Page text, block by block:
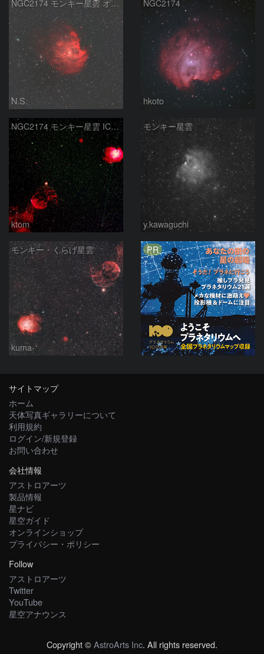
NGC2174 モンキー星雲 オリオン座
N.S.
NGC2174
hkoto
NGC2174 モンキー星雲 IC443 くらげ星雲 Ｍ35 散開星団 2026-2-12
ktom
モンキー星雲
y.kawaguchi
モンキー・くらげ星雲
kuma-
PR
サイトマップ
ホーム
天体写真ギャラリーについて
利用規約
ログイン/新規登録
お問い合わせ
会社情報
アストロアーツ
製品情報
星ナビ
星空ガイド
オンラインショップ
プライバシー・ポリシー
Follow
アストロアーツ
Twitter
YouTube
星空アナウンス
Copyright ©AstroArts Inc. All rights reserved.